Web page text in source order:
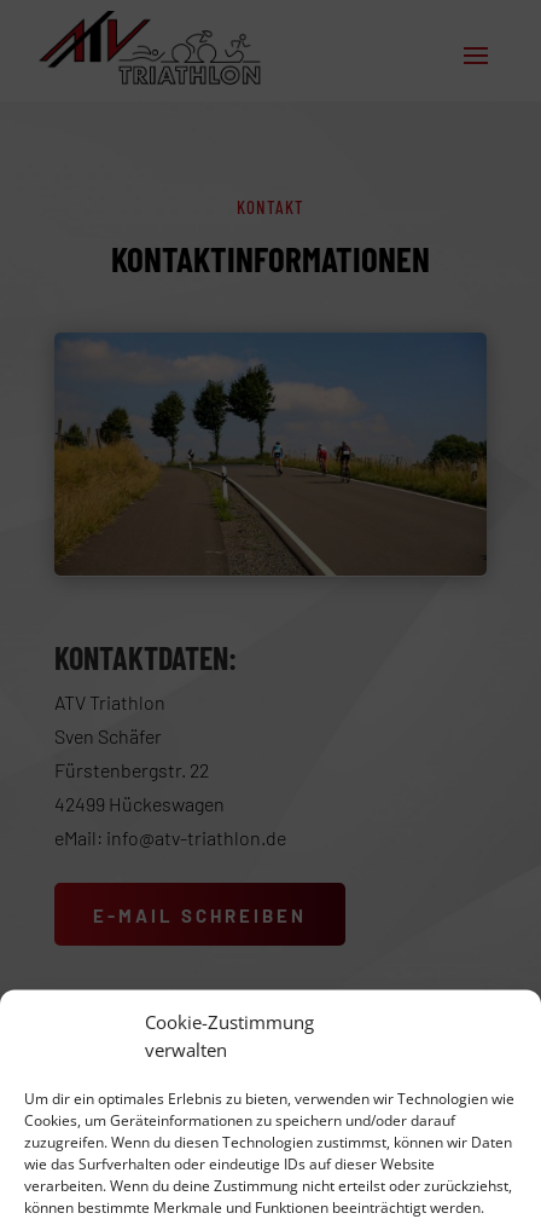
Cookie-Zustimmung
verwalten
Um dir ein optimales Erlebnis zu bieten, verwenden wir Technologien wie
Cookies, um Geräteinformationen zu speichern und/oder darauf
zuzugreifen. Wenn du diesen Technologien zustimmst, können wir Daten
wie das Surfverhalten oder eindeutige IDs auf dieser Website
verarbeiten. Wenn du deine Zustimmung nicht erteilst oder zurückziehst,
können bestimmte Merkmale und Funktionen beeinträchtigt werden.
KONTAKT
KONTAKTINFORMATIONEN
KONTAKTDATEN:
ATV Triathlon
Sven Schäfer
Fürstenbergstr. 22
42499 Hückeswagen
eMail: info@atv-triathlon.de
E-MAIL SCHREIBEN